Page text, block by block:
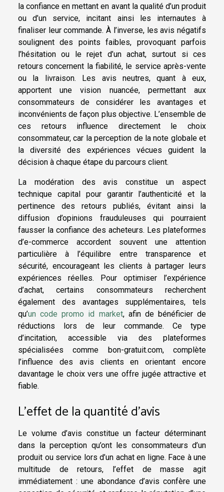
la confiance en mettant en avant la qualité d’un produit
ou d’un service, incitant ainsi les internautes à
finaliser leur commande. À l’inverse, les avis négatifs
soulignent des points faibles, provoquant parfois
l’hésitation ou le rejet d’un achat, surtout si ces
retours concernent la fiabilité, le service après-vente
ou la livraison. Les avis neutres, quant à eux,
apportent une vision nuancée, permettant aux
consommateurs de considérer les avantages et
inconvénients de façon plus objective. L’ensemble de
ces retours influence directement le choix
consommateur, car la perception de la note globale et
la diversité des expériences vécues guident la
décision à chaque étape du parcours client.
La modération des avis constitue un aspect
technique capital pour garantir l’authenticité et la
pertinence des retours publiés, évitant ainsi la
diffusion d’opinions frauduleuses qui pourraient
fausser la confiance des acheteurs. Les plateformes
d’e-commerce accordent souvent une attention
particulière à l’équilibre entre transparence et
sécurité, encourageant les clients à partager leurs
expériences réelles. Pour optimiser l’expérience
d’achat, certains consommateurs recherchent
également des avantages supplémentaires, tels
qu’un code promo id market, afin de bénéficier de
réductions lors de leur commande. Ce type
d’incitation, accessible via des plateformes
spécialisées comme bon-gratuit.com, complète
l’influence des avis clients en orientant encore
davantage le choix vers une offre jugée attractive et
fiable.
L’effet de la quantité d’avis
Le volume d’avis constitue un facteur déterminant
dans la perception qu’ont les consommateurs d’un
produit ou service lors d’un achat en ligne. Face à une
multitude de retours, l’effet de masse agit
immédiatement : une abondance d’avis confère une